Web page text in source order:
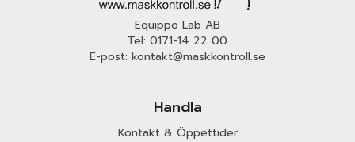
Equippo Lab AB
Tel: 0171-14 22 00
E-post: kontakt@maskkontroll.se
Handla
Kontakt & Öppettider